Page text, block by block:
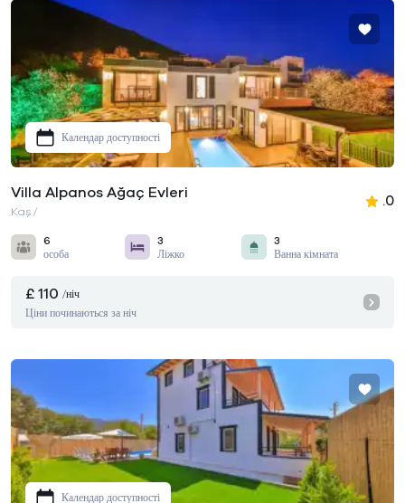
Календар доступності
Villa Alpanos Ağaç Evleri
Kaş /
.0
6
особа
3
Ліжко
3
Ванна кімната
£ 110 /ніч
Ціни починаються за ніч
Календар доступності